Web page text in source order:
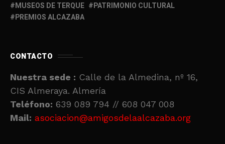
MUSEOS DE TERQUE
PATRIMONIO CULTURAL
PREMIOS ALCAZABA
CONTACTO
Nuestra sede : Calle de la Almedina, nº 16,
CIS Almeraya. Almería
Teléfono: 639 089 794 // 608 047 008
Mail: asociacion@amigosdelaalcazaba.org